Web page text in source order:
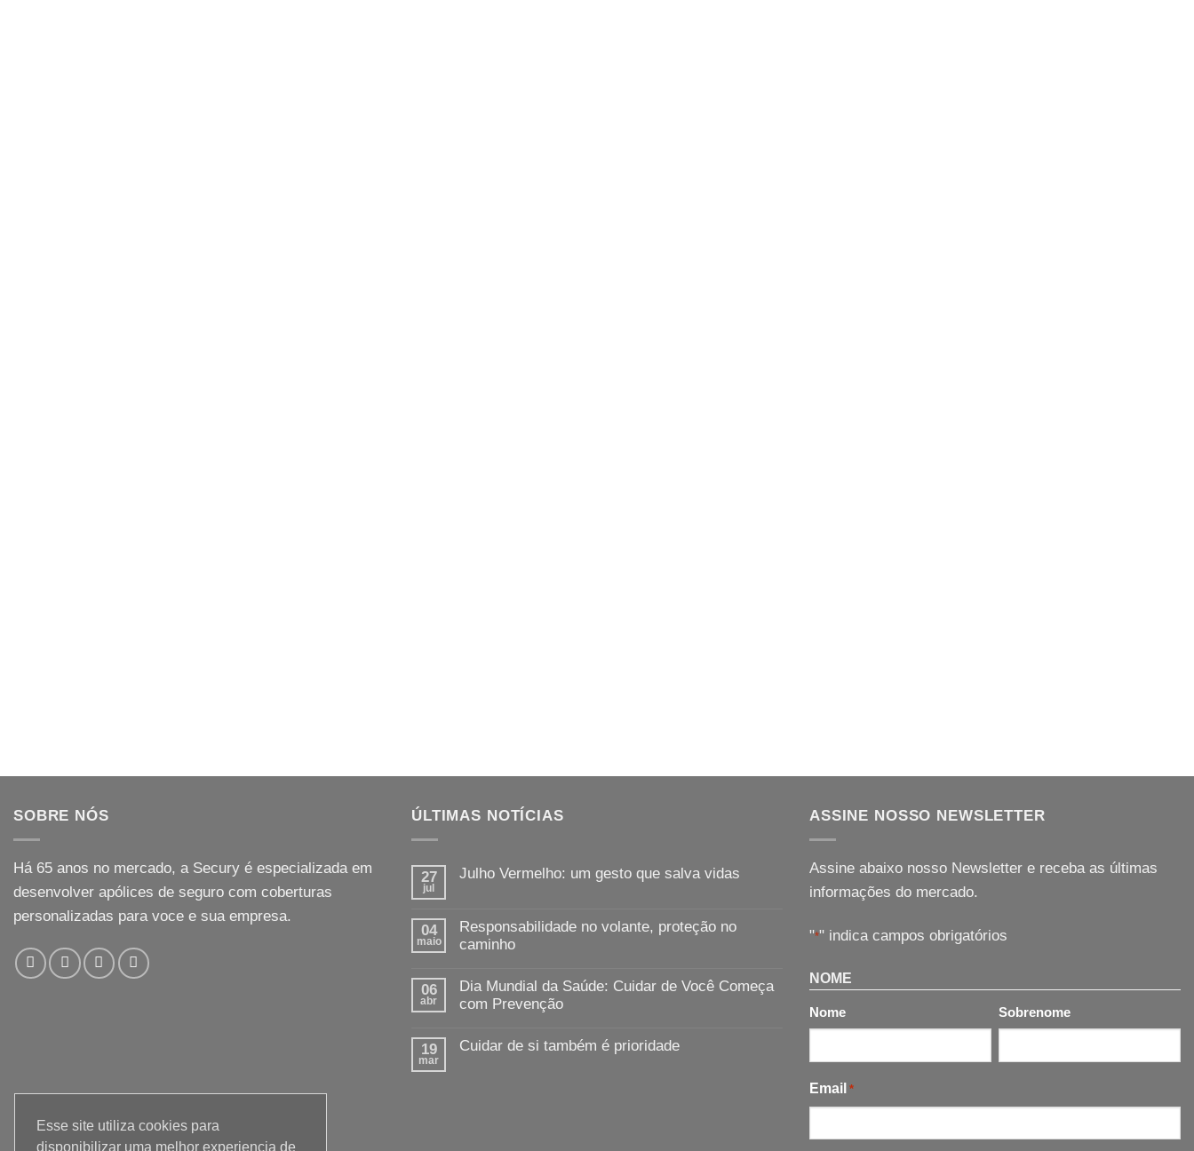
Esse site utiliza cookies para
disponibilizar uma melhor experiencia de
SOBRE NÓS
Há 65 anos no mercado, a Secury é especializada em
desenvolver apólices de seguro com coberturas
personalizadas para voce e sua empresa.
ÚLTIMAS NOTÍCIAS
27
jul
Julho Vermelho: um gesto que salva vidas
04
maio
Responsabilidade no volante, proteção no
caminho
06
abr
Dia Mundial da Saúde: Cuidar de Você Começa
com Prevenção
19
mar
Cuidar de si também é prioridade
ASSINE NOSSO NEWSLETTER
Assine abaixo nosso Newsletter e receba as últimas
informações do mercado.
"*" indica campos obrigatórios
NOME
Nome Sobrenome
Email *